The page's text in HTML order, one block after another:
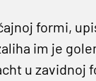
formi,
im je
u zavidnoj